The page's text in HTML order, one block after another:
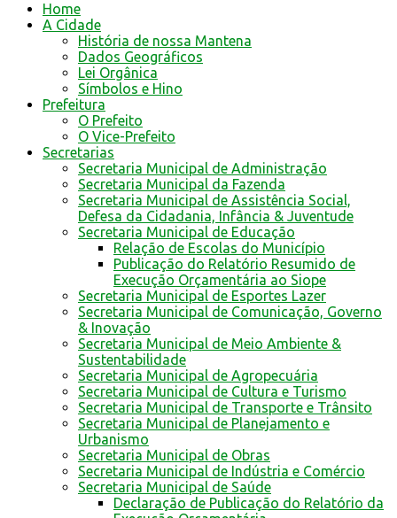
Home
A Cidade
História de nossa Mantena
Dados Geográficos
Lei Orgânica
Símbolos e Hino
Prefeitura
O Prefeito
O Vice-Prefeito
Secretarias
Secretaria Municipal de Administração
Secretaria Municipal da Fazenda
Secretaria Municipal de Assistência Social,
Defesa da Cidadania, Infância & Juventude
Secretaria Municipal de Educação
Relação de Escolas do Município
Publicação do Relatório Resumido de
Execução Orçamentária ao Siope
Secretaria Municipal de Esportes Lazer
Secretaria Municipal de Comunicação, Governo
& Inovação
Secretaria Municipal de Meio Ambiente &
Sustentabilidade
Secretaria Municipal de Agropecuária
Secretaria Municipal de Cultura e Turismo
Secretaria Municipal de Transporte e Trânsito
Secretaria Municipal de Planejamento e
Urbanismo
Secretaria Municipal de Obras
Secretaria Municipal de Indústria e Comércio
Secretaria Municipal de Saúde
Declaração de Publicação do Relatório da